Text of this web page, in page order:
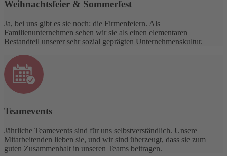
Weihnachtsfeier & Sommerfest
Ja, bei uns gibt es sie noch: die Firmenfeiern. Als
Familienunternehmen sehen wir sie als einen elementaren
Bestandteil unserer sehr sozial geprägten Unternehmenskultur.
Teamevents
Jährliche Teamevents sind für uns selbstverständlich. Unsere
Mitarbeitenden lieben sie, und wir sind überzeugt, dass sie zum
guten Zusammenhalt in unseren Teams beitragen.